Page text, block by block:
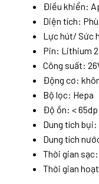
Điều khiển:
Diện tích:
Lực hút/ Sức
Pin: Lithium
Công suất:
Động cơ:
Bộ lọc: Hepa
Độ ồn: < 65dp
Dung tích bụi:
Dung tích
Thời gian
Thời gian